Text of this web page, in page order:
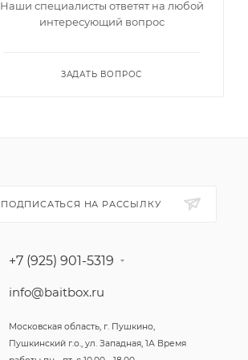
Наши специалисты ответят на любой
интересующий вопрос
ЗАДАТЬ ВОПРОС
ПОДПИСАТЬСЯ НА РАССЫЛКУ
+7 (925) 901-5319
info@baitbox.ru
Московская область, г. Пушкино,
Пушкинский г.о., ул. Западная, 1А Время